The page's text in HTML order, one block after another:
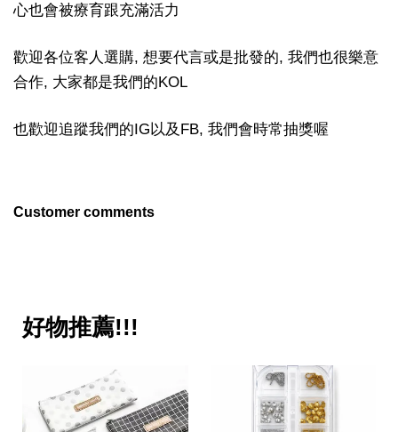
心也會被療育跟充滿活力
歡迎各位客人選購, 想要代言或是批發的, 我們也很樂意
合作, 大家都是我們的KOL
也歡迎追蹤我們的IG以及FB, 我們會時常抽獎喔
Customer comments
好物推薦!!!